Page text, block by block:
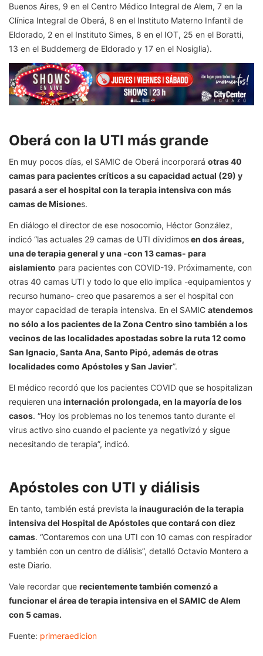
Buenos Aires, 9 en el Centro Médico Integral de Alem, 7 en la
Clínica Integral de Oberá, 8 en el Instituto Materno Infantil de
Eldorado, 2 en el Instituto Simes, 8 en el IOT, 25 en el Boratti,
13 en el Buddemerg de Eldorado y 17 en el Nosiglia).
Oberá con la UTI más grande
En muy pocos días, el SAMIC de Oberá incorporará otras 40
camas para pacientes críticos a su capacidad actual (29) y
pasará a ser el hospital con la terapia intensiva con más
camas de Misiones.
En diálogo el director de ese nosocomio, Héctor González,
indicó “las actuales 29 camas de UTI dividimosen dos áreas,
una de terapia general y una -con 13 camas- para
aislamiento para pacientes con COVID-19. Próximamente, con
otras 40 camas UTI y todo lo que ello implica -equipamientos y
recurso humano- creo que pasaremos a ser el hospital con
mayor capacidad de terapia intensiva. En el SAMIC atendemos
no sólo a los pacientes de la Zona Centro sino también a los
vecinos de las localidades apostadas sobre la ruta 12 como
San Ignacio, Santa Ana, Santo Pipó, además de otras
localidades como Apóstoles y San Javier”.
El médico recordó que los pacientes COVID que se hospitalizan
requieren una internación prolongada, en la mayoría de los
casos. “Hoy los problemas no los tenemos tanto durante el
virus activo sino cuando el paciente ya negativizó y sigue
necesitando de terapia”, indicó.
Apóstoles con UTI y diálisis
En tanto, también está prevista la inauguración de la terapia
intensiva del Hospital de Apóstoles que contará con diez
camas. “Contaremos con una UTI con 10 camas con respirador
y también con un centro de diálisis”, detalló Octavio Montero a
este Diario.
Vale recordar que recientemente también comenzó a
funcionar el área de terapia intensiva en el SAMIC de Alem
con 5 camas.
Fuente: primeraedicion